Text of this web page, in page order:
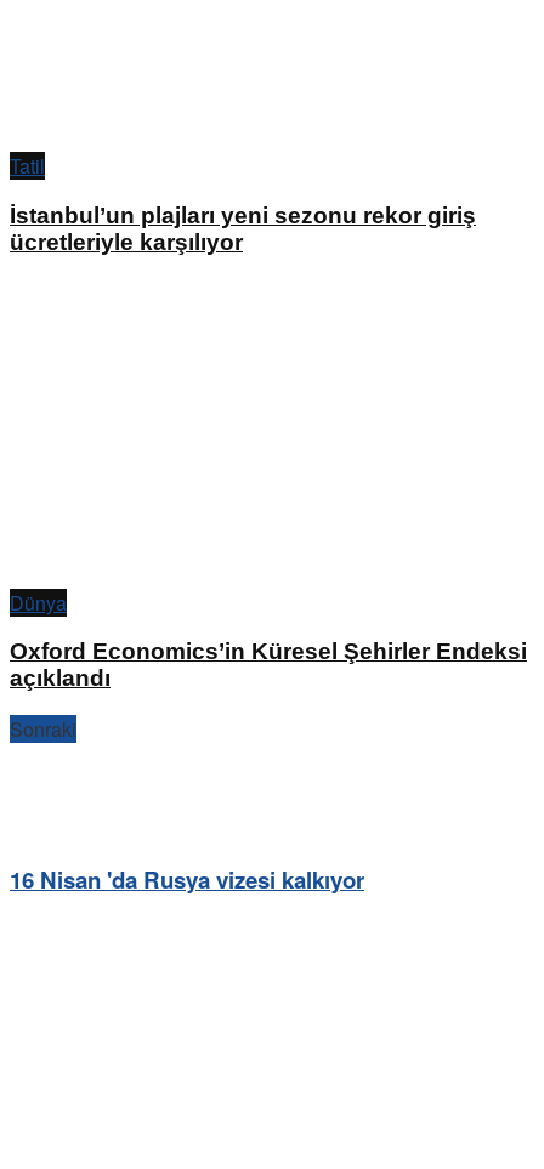
Tatil
İstanbul’un plajları yeni sezonu rekor giriş
ücretleriyle karşılıyor
Dünya
Oxford Economics’in Küresel Şehirler Endeksi
açıklandı
Sonraki
16 Nisan 'da Rusya vizesi kalkıyor